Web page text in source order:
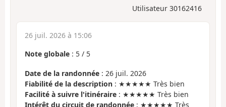
Utilisateur 30162416
26 juil. 2026 à 15:06
Note globale : 5 / 5
Date de la randonnée : 26 juil. 2026
Fiabilité de la description : ★★★★★ Très bien
Facilité à suivre l'itinéraire : ★★★★★ Très bien
Intérêt du circuit de randonnée : ★★★★★ Très